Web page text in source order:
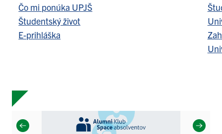
Čo mi ponúka UPJŠ
Študentský život
E-prihláška